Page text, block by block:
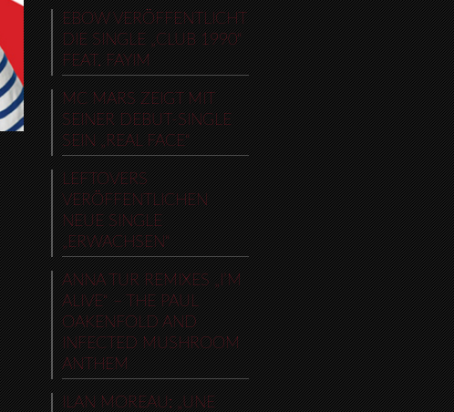
EBOW VERÖFFENTLICHT
DIE SINGLE „CLUB 1990“
FEAT. FAYIM
MC MARS ZEIGT MIT
SEINER DEBUT-SINGLE
SEIN „REAL FACE“
LEFTOVERS
VERÖFFENTLICHEN
NEUE SINGLE
„ERWACHSEN“
ANNA TUR REMIXES „I’M
ALIVE“ – THE PAUL
OAKENFOLD AND
INFECTED MUSHROOM
ANTHEM
ILAN MOREAU: „UNE